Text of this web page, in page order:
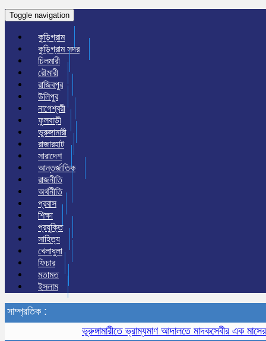
Toggle navigation
কুড়িগ্রাম
কুড়িগ্রাম সদর
চিলমারী
রৌমারী
রাজিবপুর
উলিপুর
নাগেশ্বরী
ফুলবাড়ী
ভুরুঙ্গামারী
রাজারহাট
সারাদেশ
আন্তর্জাতিক
রাজনীতি
অর্থনীতি
প্রবাস
শিক্ষা
প্রযুক্তি
সাহিত্য
খেলাধুলা
ফিচার
মতামত
ইসলাম
সাম্প্রতিক :
ভূরুঙ্গামারীতে ভ্রাম্যমাণ আদালতে মাদকসেবীর এক মাসের